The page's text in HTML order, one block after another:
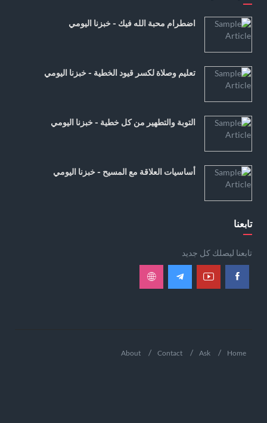
اضطرام محبة الله فيك - خبزنا اليومي
تعليم وصلاة لكسر قيود الخطية - خبزنا اليومي
التوبة والتطهير من كل خطية - خبزنا اليومي
أساسيات العلاقة مع المسيح - خبزنا اليومي
تابعنا
تابعنا ليصلك كل جديد
Home
Ask
Contact
About